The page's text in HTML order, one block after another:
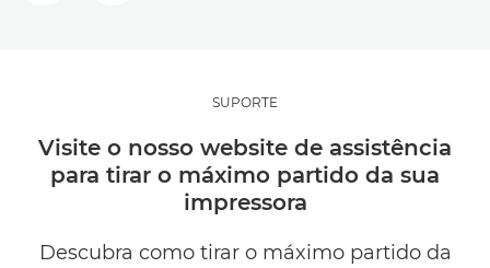
SUPORTE
Visite o nosso website de assistência
para tirar o máximo partido da sua
impressora
Descubra como tirar o máximo partido da